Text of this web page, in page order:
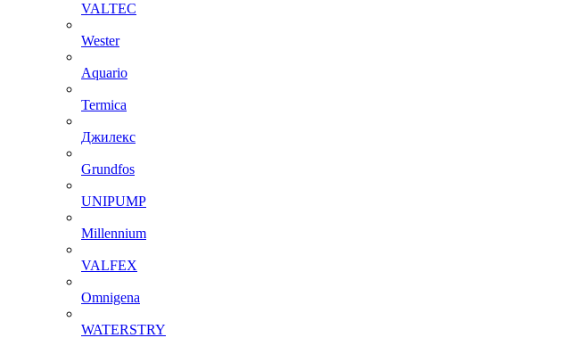
VALTEC
Wester
Aquario
Termica
Джилекс
Grundfos
UNIPUMP
Millennium
VALFEX
Omnigena
WATERSTRY